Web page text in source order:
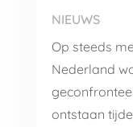
NIEUWS
Op steeds
Nederland
ontstaan